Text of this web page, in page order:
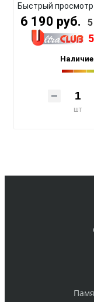
Быстрый просмотр
6 190 руб.
шт